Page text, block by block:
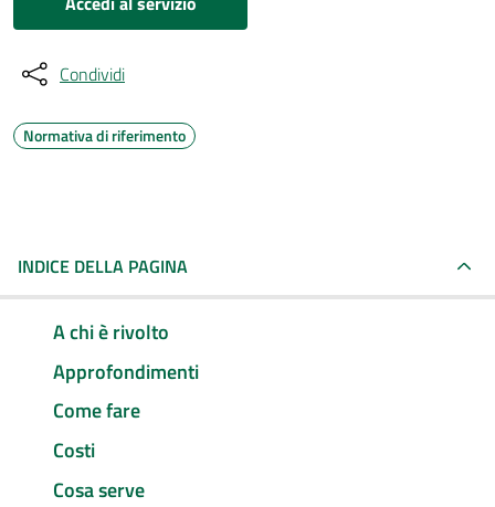
Condividi
Normativa di riferimento
INDICE DELLA PAGINA
A chi è rivolto
Approfondimenti
Come fare
Costi
Cosa serve